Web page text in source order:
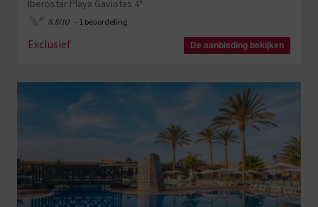
Iberostar Playa Gaviotas 4*
8.8/10 - 1 beoordeling
Exclusief De aanbieding bekijken